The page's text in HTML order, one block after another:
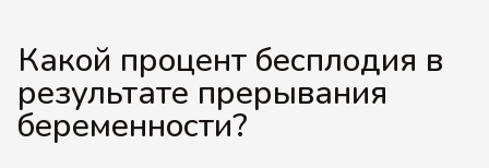
Какой процент бесплодия в
результате прерывания
беременности?